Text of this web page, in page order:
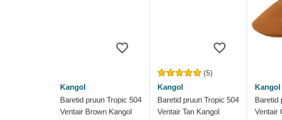
Kangol
Baretid pruun Tropic 504
Ventair Brown Kangol
(5)
Kangol
Baretid pruun Tropic 504
Ventair Tan Kangol
Kangol
Baretid
Ventair